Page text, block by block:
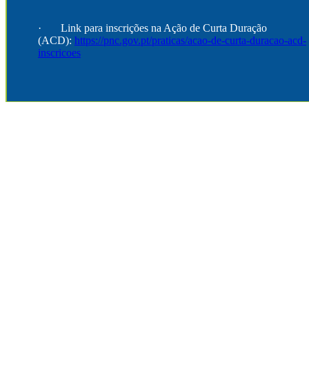
· Link para inscrições na Ação de Curta Duração
(ACD): https://pnc.gov.pt/praticas/acao-de-curta-duracao-acd-
inscricoes